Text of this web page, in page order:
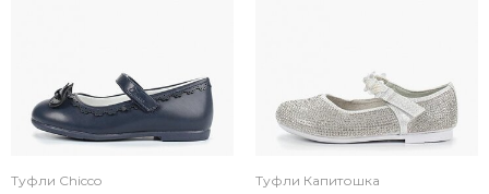
Туфли Chicco Туфли Капитошка